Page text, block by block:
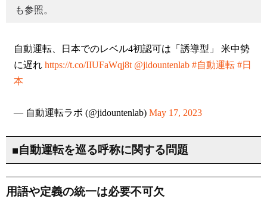
も参照。
自動運転、日本でのレベル4初認可は「誘導型」 米中勢
に遅れ https://t.co/IIUFaWqj8t @jidountenlab #自動運転 #日
本
— 自動運転ラボ (@jidountenlab) May 17, 2023
■自動運転を巡る呼称に関する問題
用語や定義の統一は必要不可欠